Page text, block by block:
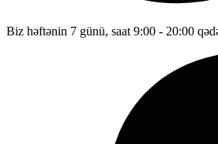
Biz həftənin 7 günü, saat 9:00 - 20:00